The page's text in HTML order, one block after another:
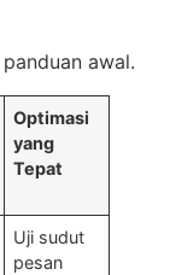
awal.
Optimasi
yang
Tepat
Uji sudut
pesan